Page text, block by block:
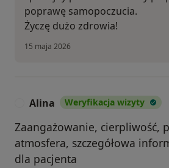
poprawę samopoczucia.
Życzę dużo zdrowia!
15 maja 2026
Alina Weryfikacja wizyty
Zaangażowanie, cierpliwość,
atmosfera, szczegółowa
dla pacjenta